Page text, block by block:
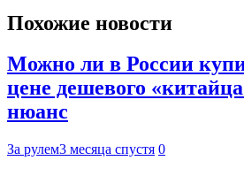
Похожие новости
Можно ли в России
цене дешевого
нюанс
За рулем3 месяца спустя 0